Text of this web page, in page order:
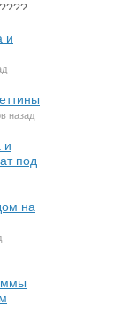
и
назад
и
под
на